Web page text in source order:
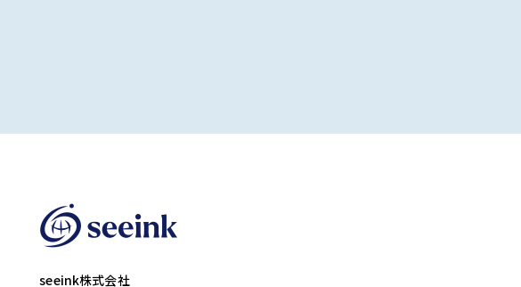
seeink株式会社